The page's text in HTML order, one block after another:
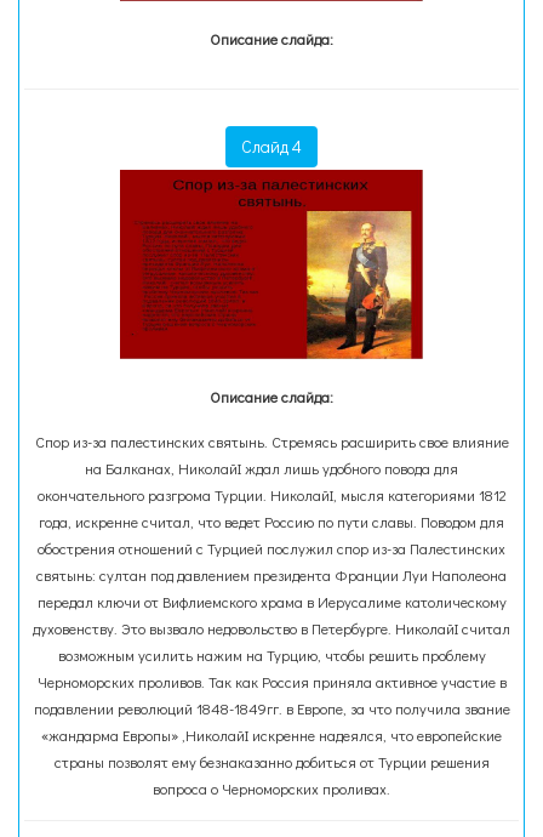
Описание слайда:
Слайд 4
Описание слайда:
Спор из-за палестинских святынь. Стремясь расширить свое влияние
на Балканах, НиколайI ждал лишь удобного повода для
окончательного разгрома Турции. НиколайI, мысля категориями 1812
года, искренне считал, что ведет Россию по пути славы. Поводом для
обострения отношений с Турцией послужил спор из-за Палестинских
святынь: султан под давлением президента Франции Луи Наполеона
передал ключи от Вифлиемского храма в Иерусалиме католическому
духовенству. Это вызвало недовольство в Петербурге. НиколайI считал
возможным усилить нажим на Турцию, чтобы решить проблему
Черноморских проливов. Так как Россия приняла активное участие в
подавлении революций 1848-1849гг. в Европе, за что получила звание
«жандарма Европы» ,НиколайI искренне надеялся, что европейские
страны позволят ему безнаказанно добиться от Турции решения
вопроса о Черноморских проливах.